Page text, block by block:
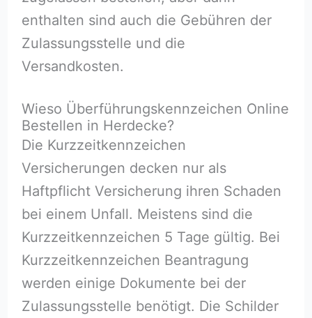
enthalten sind auch die Gebühren der
Zulassungsstelle und die
Versandkosten.
Wieso Überführungskennzeichen Online
Bestellen in Herdecke?
Die Kurzzeitkennzeichen
Versicherungen decken nur als
Haftpflicht Versicherung ihren Schaden
bei einem Unfall. Meistens sind die
Kurzzeitkennzeichen 5 Tage gültig. Bei
Kurzzeitkennzeichen Beantragung
werden einige Dokumente bei der
Zulassungsstelle benötigt. Die Schilder